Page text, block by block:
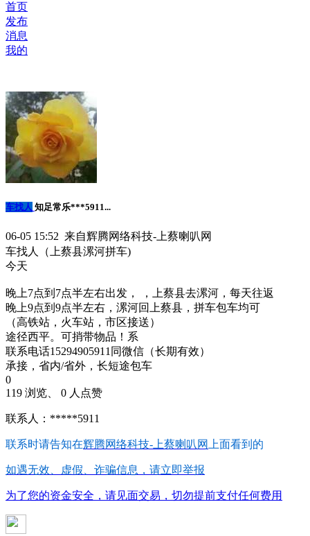
首页
发布
消息
我的
车找人 知足常乐***5911...
06-05 15:52 来自辉腾网络科技-上蔡喇叭网
车找人（上蔡县漯河拼车)
今天
晚上7点到7点半左右出发， ，上蔡县去漯河，每天往返
晚上9点到9点半左右，漯河回上蔡县，拼车包车均可
（高铁站，火车站，市区接送）
途径西平。可捎带物品！系
联系电话15294905911同微信（长期有效）
承接，省内/省外，长短途包车
0
119 浏览、 0 人点赞
联系人：*****5911
联系时请告知在辉腾网络科技-上蔡喇叭网 上面看到的
如遇无效、虚假、诈骗信息，请立即举报
为了您的资金安全，请见面交易，切勿提前支付任何费用